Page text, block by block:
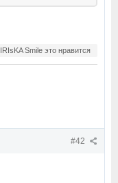
IRIsKA Smile это нравится
#42